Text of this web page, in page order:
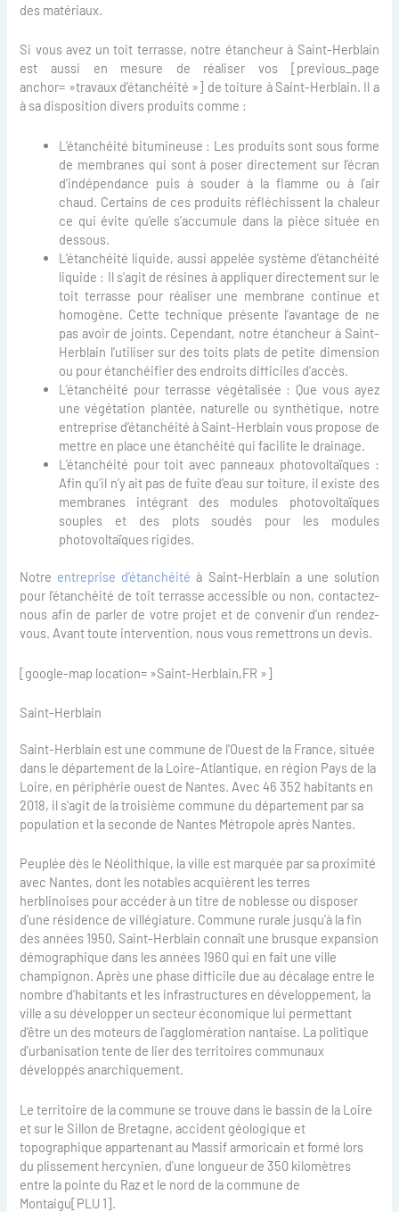
des matériaux.
Si vous avez un toit terrasse, notre étancheur à Saint-Herblain
est aussi en mesure de réaliser vos [previous_page
anchor= »travaux d’étanchéité »] de toiture à Saint-Herblain. Il a
à sa disposition divers produits comme :
L’étanchéité bitumineuse : Les produits sont sous forme
de membranes qui sont à poser directement sur l’écran
d’indépendance puis à souder à la flamme ou à l’air
chaud. Certains de ces produits réfléchissent la chaleur
ce qui évite qu’elle s’accumule dans la pièce située en
dessous.
L’étanchéité liquide, aussi appelée système d’étanchéité
liquide : Il s’agit de résines à appliquer directement sur le
toit terrasse pour réaliser une membrane continue et
homogène. Cette technique présente l’avantage de ne
pas avoir de joints. Cependant, notre étancheur à Saint-
Herblain l’utiliser sur des toits plats de petite dimension
ou pour étanchéifier des endroits difficiles d’accès.
L’étanchéité pour terrasse végétalisée : Que vous ayez
une végétation plantée, naturelle ou synthétique, notre
entreprise d’étanchéité à Saint-Herblain vous propose de
mettre en place une étanchéité qui facilite le drainage.
L’étanchéité pour toit avec panneaux photovoltaïques :
Afin qu’il n’y ait pas de fuite d’eau sur toiture, il existe des
membranes intégrant des modules photovoltaïques
souples et des plots soudés pour les modules
photovoltaïques rigides.
Notre entreprise d’étanchéité à Saint-Herblain a une solution
pour l’étanchéité de toit terrasse accessible ou non, contactez-
nous afin de parler de votre projet et de convenir d’un rendez-
vous. Avant toute intervention, nous vous remettrons un devis.
[google-map location= »Saint-Herblain,FR »]
Saint-Herblain
Saint-Herblain est une commune de l'Ouest de la France, située
dans le département de la Loire-Atlantique, en région Pays de la
Loire, en périphérie ouest de Nantes. Avec 46 352 habitants en
2018, il s'agit de la troisième commune du département par sa
population et la seconde de Nantes Métropole après Nantes.
Peuplée dès le Néolithique, la ville est marquée par sa proximité
avec Nantes, dont les notables acquièrent les terres
herblinoises pour accéder à un titre de noblesse ou disposer
d'une résidence de villégiature. Commune rurale jusqu'à la fin
des années 1950, Saint-Herblain connaît une brusque expansion
démographique dans les années 1960 qui en fait une ville
champignon. Après une phase difficile due au décalage entre le
nombre d'habitants et les infrastructures en développement, la
ville a su développer un secteur économique lui permettant
d'être un des moteurs de l'agglomération nantaise. La politique
d'urbanisation tente de lier des territoires communaux
développés anarchiquement.
Le territoire de la commune se trouve dans le bassin de la Loire
et sur le Sillon de Bretagne, accident géologique et
topographique appartenant au Massif armoricain et formé lors
du plissement hercynien, d'une longueur de 350 kilomètres
entre la pointe du Raz et le nord de la commune de
Montaigu[PLU 1].